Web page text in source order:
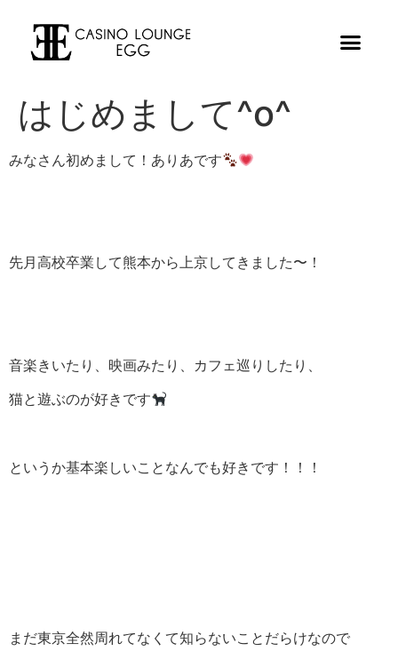
はじめまして^o^
みなさん初めまして！ありあです
先月高校卒業して熊本から上京してきました〜！
音楽きいたり、映画みたり、カフェ巡りしたり、
猫と遊ぶのが好きです
というか基本楽しいことなんでも好きです！！！
まだ東京全然周れてなくて知らないことだらけなので